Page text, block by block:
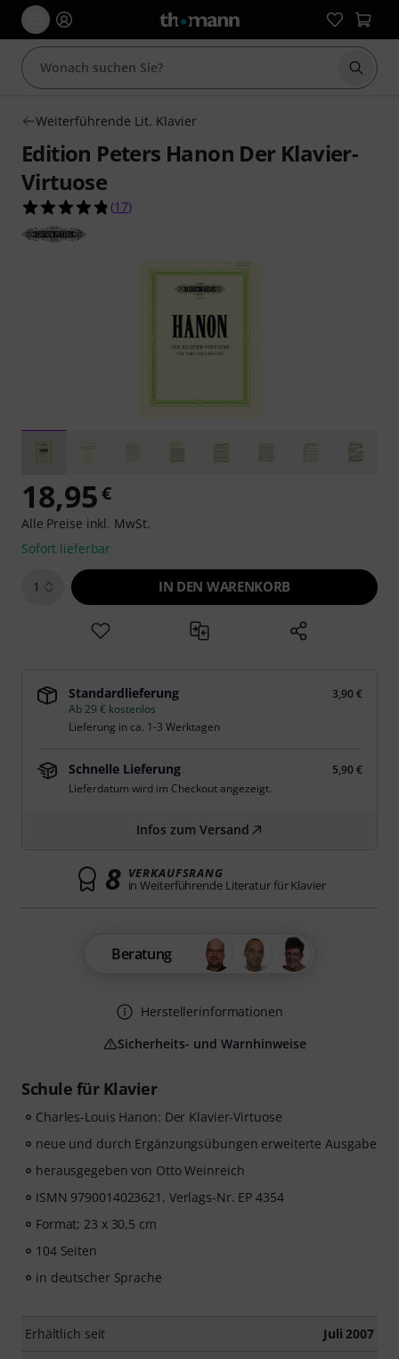
Suche
Weiterführende Lit. Klavier
Edition Peters Hanon Der Klavier-
Virtuose
4.8 von 5 Sternen aus 17 Kundenbewertungen
(17)
Schule für Klavier
Charles-Louis Hanon: Der Klavier-Virtuose
neue und durch Ergänzungsübungen erweiterte Ausgabe
herausgegeben von Otto Weinreich
ISMN 9790014023621, Verlags-Nr. EP 4354
Format; 23 x 30,5 cm
104 Seiten
in deutscher Sprache
Erhältlich seit Juli 2007
18,95€
Alle Preise inkl. MwSt.
Sofort lieferbar
1 IN DEN WARENKORB
Standardlieferung
3,90 €
Ab 29 € kostenlos
Lieferung in ca. 1-3 Werktagen
Schnelle Lieferung
5,90 €
Lieferdatum wird im Checkout angezeigt.
Infos zum Versand
8 VERKAUFSRANG
in Weiterführende Literatur für Klavier
Beratung
Herstellerinformationen
Sicherheits- und Warnhinweise